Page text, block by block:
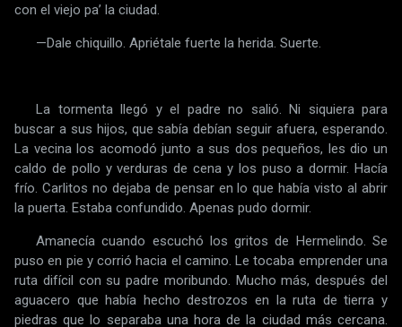
con el viejo paʼ la ciudad.
—Dale chiquillo. Apriétale fuerte la herida. Suerte.
La tormenta llegó y el padre no salió. Ni siquiera para
buscar a sus hijos, que sabía debían seguir afuera, esperando.
La vecina los acomodó junto a sus dos pequeños, les dio un
caldo de pollo y verduras de cena y los puso a dormir. Hacía
frío. Carlitos no dejaba de pensar en lo que había visto al abrir
la puerta. Estaba confundido. Apenas pudo dormir.
Amanecía cuando escuchó los gritos de Hermelindo. Se
puso en pie y corrió hacia el camino. Le tocaba emprender una
ruta difícil con su padre moribundo. Mucho más, después del
aguacero que había hecho destrozos en la ruta de tierra y
piedras que lo separaba una hora de la ciudad más cercana.